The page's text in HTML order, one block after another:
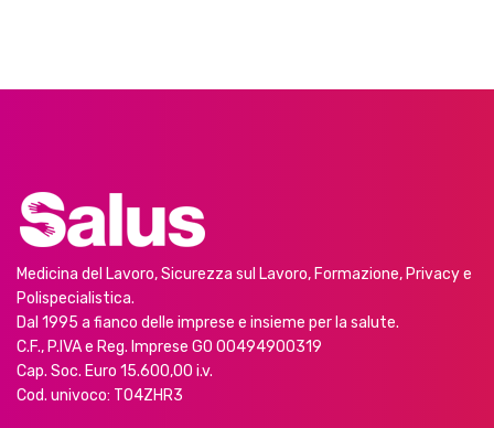
Medicina del Lavoro, Sicurezza sul Lavoro, Formazione, Privacy e
Polispecialistica.
Dal 1995 a fianco delle imprese e insieme per la salute.
C.F., P.IVA e Reg. Imprese GO 00494900319
Cap. Soc. Euro 15.600,00 i.v.
Cod. univoco: T04ZHR3